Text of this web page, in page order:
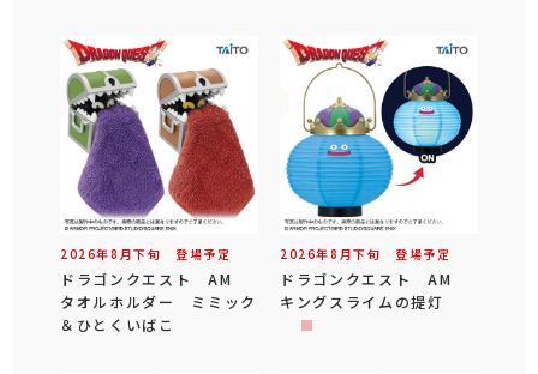
2026年8 月下旬 登場予定
ドラゴンクエスト AM
タオルホルダー ミミック
＆ひとくいばこ
2026年8 月下旬 登場予定
ドラゴンクエスト AM
キングスライムの提灯